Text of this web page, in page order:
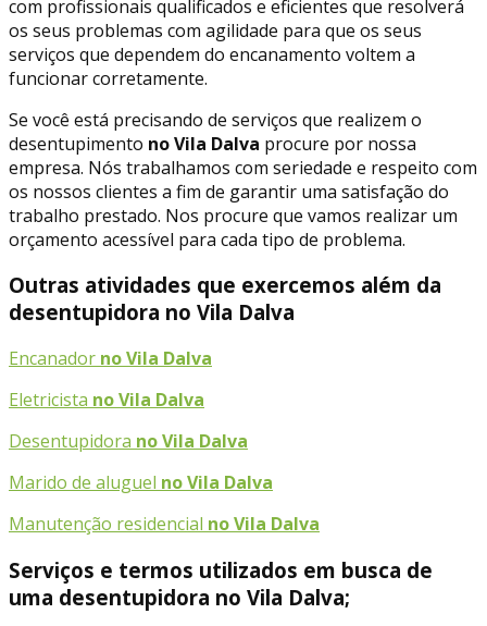
com profissionais qualificados e eficientes que resolverá
os seus problemas com agilidade para que os seus
serviços que dependem do encanamento voltem a
funcionar corretamente.
Se você está precisando de serviços que realizem o
desentupimento no Vila Dalva procure por nossa
empresa. Nós trabalhamos com seriedade e respeito com
os nossos clientes a fim de garantir uma satisfação do
trabalho prestado. Nos procure que vamos realizar um
orçamento acessível para cada tipo de problema.
Outras atividades que exercemos além da
desentupidora no Vila Dalva
Encanador no Vila Dalva
Eletricista no Vila Dalva
Desentupidora no Vila Dalva
Marido de aluguel no Vila Dalva
Manutenção residencial no Vila Dalva
Serviços e termos utilizados em busca de
uma desentupidora no Vila Dalva;